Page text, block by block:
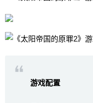
游戏配置